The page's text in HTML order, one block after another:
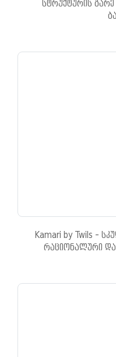
სტრუქტურის
Kamari by Twils -
რაციონალური